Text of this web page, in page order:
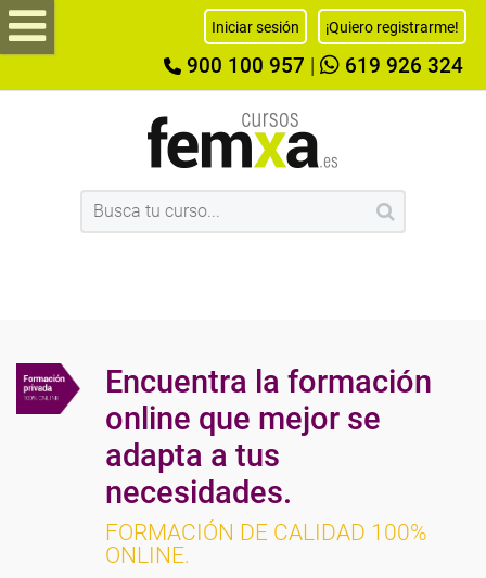
Iniciar sesión ¡Quiero registrarme!
900 100 957 619 926 324
Encuentra la formación
online que mejor se
adapta a tus
necesidades.
FORMACIÓN DE CALIDAD 100%
ONLINE.